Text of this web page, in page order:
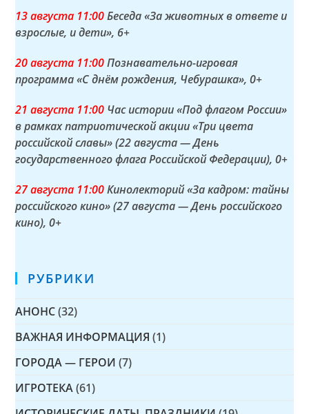
13 августа 11:00Беседа «За животных в ответе и
взрослые, и дети», 6+
20 августа 11:00Познавательно-игровая
программа «С днём рождения, Чебурашка», 0+
21 августа 11:00 Час истории «Под флагом России»
в рамках патриотической акции «Три цвета
российской славы» (22 августа — День
государственного флага Российской Федерации), 0+
27 августа 11:00Кинолекторий «За кадром: тайны
российского кино» (27 августа — День российского
кино), 0+
РУБРИКИ
АНОНС (32)
ВАЖНАЯ ИНФОРМАЦИЯ (1)
ГОРОДА — ГЕРОИ (7)
ИГРОТЕКА (61)